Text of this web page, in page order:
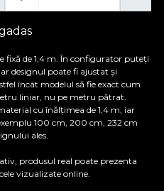
fixă de 1,4 m. În configurator puteți
designul poate fi ajustat și
încât modelul să fie exact cum
liniar, nu pe metru pătrat.
cu înălțimea de 1,4 m, iar
100 cm, 200 cm, 232 cm
ales.
produsul real poate prezenta
vizualizate online.